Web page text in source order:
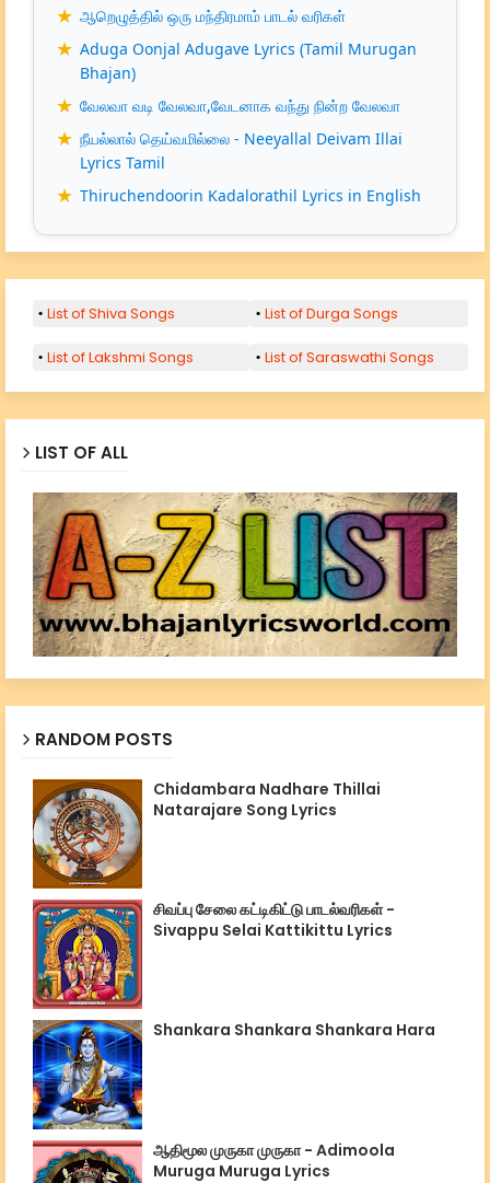
ஆறெழுத்தில் ஒரு மந்திரமாம் பாடல் வரிகள்
Aduga Oonjal Adugave Lyrics (Tamil Murugan
Bhajan)
வேலவா வடி வேலவா,வேடனாக வந்து நின்ற வேலவா
நீயல்லால் தெய்வமில்லை - Neeyallal Deivam Illai
Lyrics Tamil
Thiruchendoorin Kadalorathil Lyrics in English
List of Shiva Songs List of Durga Songs
List of Lakshmi Songs List of Saraswathi Songs
LIST OF ALL
RANDOM POSTS
Chidambara Nadhare Thillai
Natarajare Song Lyrics
சிவப்பு சேலை கட்டிகிட்டு பாடல்வரிகள் -
Sivappu Selai Kattikittu Lyrics
Shankara Shankara Shankara Hara
ஆதிமூல முருகா முருகா - Adimoola
Muruga Muruga Lyrics